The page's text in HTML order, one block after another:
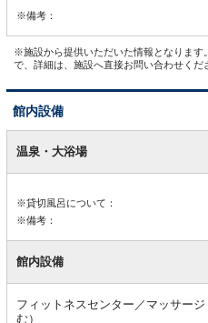
※備考：
※施設から提供いただいた情報となります
で、詳細は、施設へ直接お問い合わせくだ
館内設備
内温泉・大浴場
※貸切風呂について：
※備考：
館内設備
フィットネスセンター／マッサー
む）